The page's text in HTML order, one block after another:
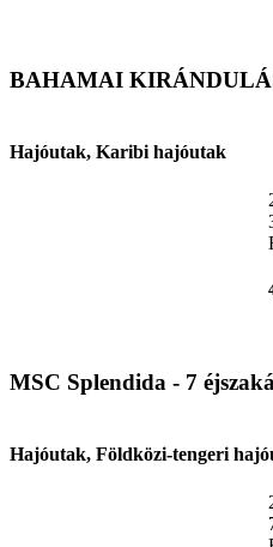
BAHAMAI
Hajóutak, Karibi hajóutak
MSC Splendida - 7
Hajóutak, Földközi-tengeri